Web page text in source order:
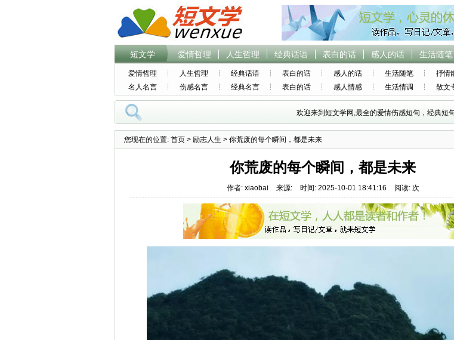
短文学 爱情哲理 人生哲理 经典话语 表白的话 感人的话 生活随笔
爱情哲理 人生哲理 经典话语 表白的话 感人的话 生活随笔 抒情
名人名言
伤感名言 经典名言 表白的话 感人情感 生活情调 散文
欢迎来到短文学网,最全的爱情伤感短句，经典短
您现在的位置: 首页 > 励志人生 > 你荒废的每个瞬间，都是未来
你荒废的每个瞬间，都是未来
作者: xiaobai 来源: 时间: 2025-10-01 18:41:16 阅读: 次